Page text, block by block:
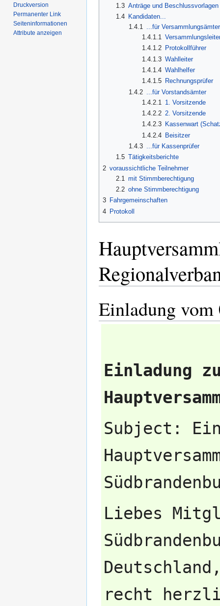
1.3 Anträge und Beschlussvorlagen
1.4
Kandidaten...
1.4.1 ...für Versammlungsämter
1.4.1.1
1.4.1.2
Protokollführer
1.4.1.3 Wahlleiter
1.4.1.4 Wahlhelfer
1.4.1.5
Rechnungsprüfer
1.4.2
...für Vorstandsämter
1.4.2.1
1. Vorsitzende
1.4.2.2 2. Vorsitzende
1.4.2.3
Kassenwart
1.4.2.4
Beisitzer
1.4.3 ...für Kassenprüfer
1.5 Tätigkeitsberichte
2 voraussichtliche Teilnehmer
2.1 mit Stimmberechtigung
2.2 ohne Stimmberechtigung
3 Fahrgemeinschaften
4 Protokoll
Einladung vom
Einladung
Subject:
Liebes
recht
Druckversion
Permanenter Link
Seiten­­informationen
Attribute anzeigen